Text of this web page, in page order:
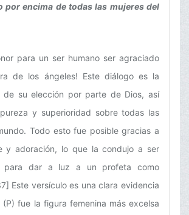
por encima de todas las mujeres del
para un ser humano ser agraciado
de los ángeles! Este diálogo es la
de su elección por parte de Dios, así
y superioridad sobre todas las
Todo esto fue posible gracias a
y adoración, lo que la condujo a ser
para dar a luz a un profeta como
Este versículo es una clara evidencia
fue la figura femenina más excelsa